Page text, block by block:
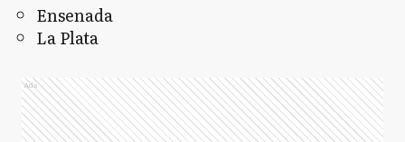
Ensenada
La Plata
Ads